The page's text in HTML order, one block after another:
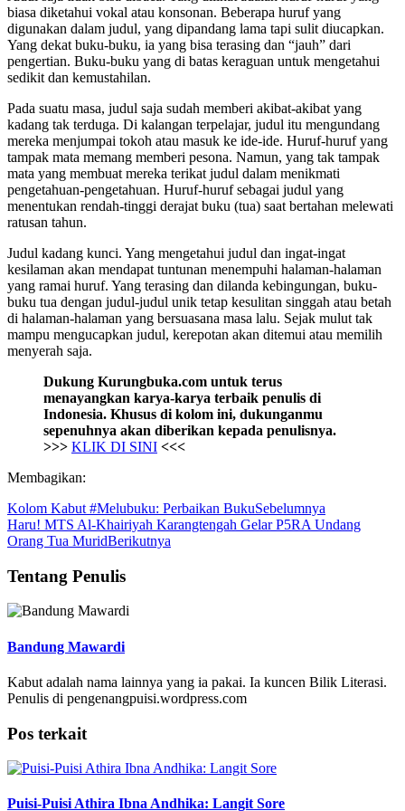
biasa diketahui vokal atau konsonan. Beberapa huruf yang
digunakan dalam judul, yang dipandang lama tapi sulit diucapkan.
Yang dekat buku-buku, ia yang bisa terasing dan “jauh” dari
pengertian. Buku-buku yang di batas keraguan untuk mengetahui
sedikit dan kemustahilan.
Pada suatu masa, judul saja sudah memberi akibat-akibat yang
kadang tak terduga. Di kalangan terpelajar, judul itu mengundang
mereka menjumpai tokoh atau masuk ke ide-ide. Huruf-huruf yang
tampak mata memang memberi pesona. Namun, yang tak tampak
mata yang membuat mereka terikat judul dalam menikmati
pengetahuan-pengetahuan. Huruf-huruf sebagai judul yang
menentukan rendah-tinggi derajat buku (tua) saat bertahan melewati
ratusan tahun.
Judul kadang kunci. Yang mengetahui judul dan ingat-ingat
kesilaman akan mendapat tuntunan menempuhi halaman-halaman
yang ramai huruf. Yang terasing dan dilanda kebingungan, buku-
buku tua dengan judul-judul unik tetap kesulitan singgah atau betah
di halaman-halaman yang bersuasana masa lalu. Sejak mulut tak
mampu mengucapkan judul, kerepotan akan ditemui atau memilih
menyerah saja.
Dukung Kurungbuka.com untuk terus
menayangkan karya-karya terbaik penulis di
Indonesia. Khusus di kolom ini, dukunganmu
sepenuhnya akan diberikan kepada penulisnya.
>>> KLIK DI SINI <<<
Membagikan:
Kolom Kabut #Melubuku: Perbaikan BukuSebelumnya
Haru! MTS Al-Khairiyah Karangtengah Gelar P5RA Undang
Orang Tua MuridBerikutnya
Tentang Penulis
Bandung Mawardi
Kabut adalah nama lainnya yang ia pakai. Ia kuncen Bilik Literasi.
Penulis di pengenangpuisi.wordpress.com
Pos terkait
Puisi-Puisi Athira Ibna Andhika: Langit Sore